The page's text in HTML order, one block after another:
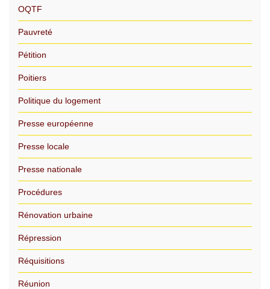
OQTF
Pauvreté
Pétition
Poitiers
Politique du logement
Presse européenne
Presse locale
Presse nationale
Procédures
Rénovation urbaine
Répression
Réquisitions
Réunion